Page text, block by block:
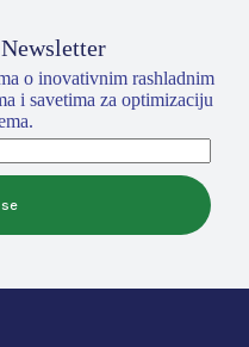
o inovativnim rashladnim
i savetima za optimizaciju